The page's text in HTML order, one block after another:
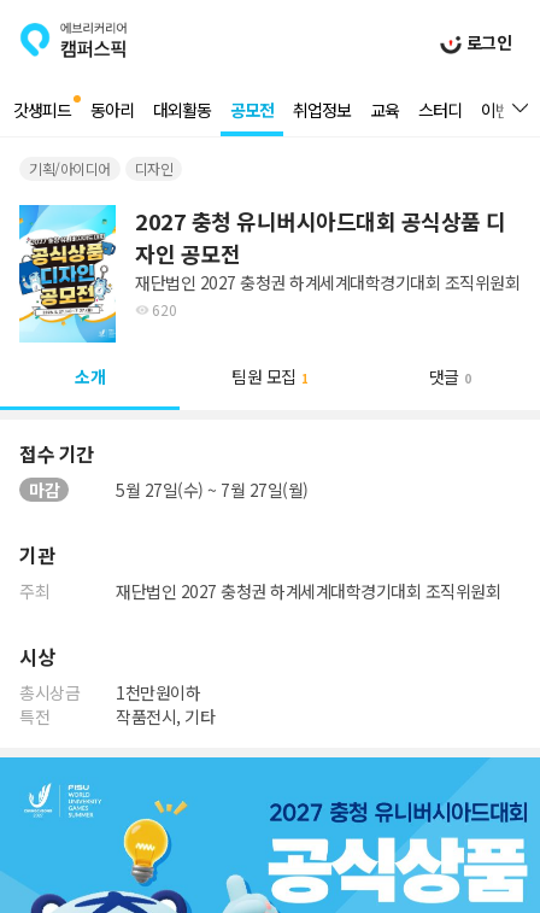
로그인
갓생피드 동아리 대외활동 공모전 취업정보 교육 스터디 이벤트
기획/아이디어 디자인
2027 충청 유니버시아드대회 공식상품 디
자인 공모전
재단법인 2027 충청권 하계세계대학경기대회 조직위원회
620
소개 팀원 모집 1 댓글 0
접수 기간
마감 5월 27일(수) ~ 7월 27일(월)
기관
주최 재단법인 2027 충청권 하계세계대학경기대회 조직위원회
시상
총시상금
1천만원이하
특전
작품전시, 기타